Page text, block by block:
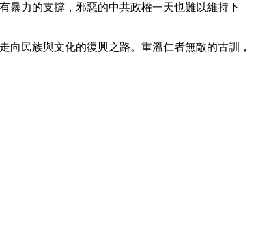
暴力的支撐，邪惡的中共政權一天也難以維持下
民族與文化的復興之路。重溫仁者無敵的古訓，